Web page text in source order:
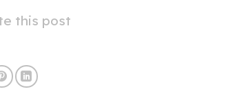
this post